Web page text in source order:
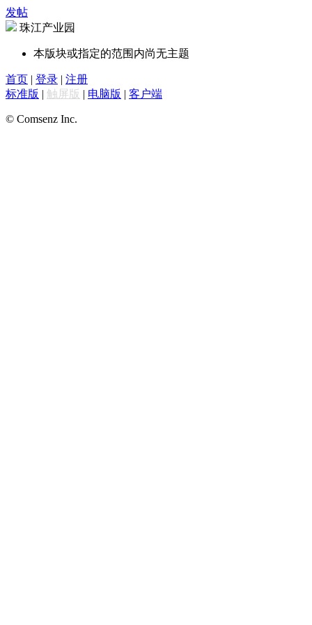
发帖
珠江产业园
本版块或指定的范围内尚无主题
首页 | 登录 | 注册
标准版 | 触屏版 | 电脑版 | 客户端
© Comsenz Inc.